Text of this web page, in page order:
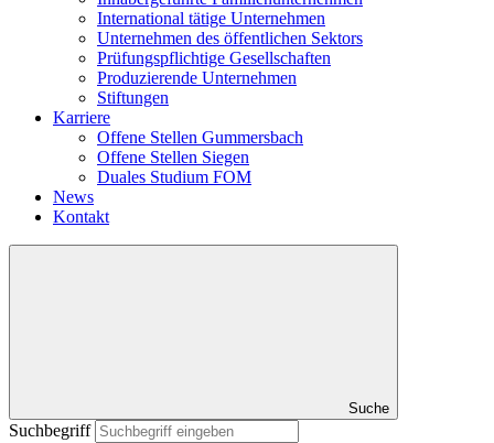
International tätige Unternehmen
Unternehmen des öffentlichen Sektors
Prüfungspflichtige Gesellschaften
Produzierende Unternehmen
Stiftungen
Karriere
Offene Stellen Gummersbach
Offene Stellen Siegen
Duales Studium FOM
News
Kontakt
Suche
Suchbegriff